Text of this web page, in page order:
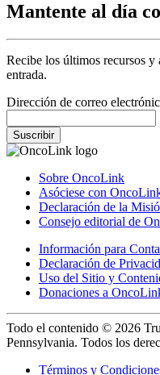
Mantente al día
Recibe los últimos recursos y
entrada.
Dirección de correo
Suscribir
Sobre OncoLink
Asóciese con
Declaración de la
Consejo editorial de
Información para
Declaración de
Uso del Sitio y
Donaciones a
Todo el contenido © 2026
Pennsylvania. Todos los
Términos y